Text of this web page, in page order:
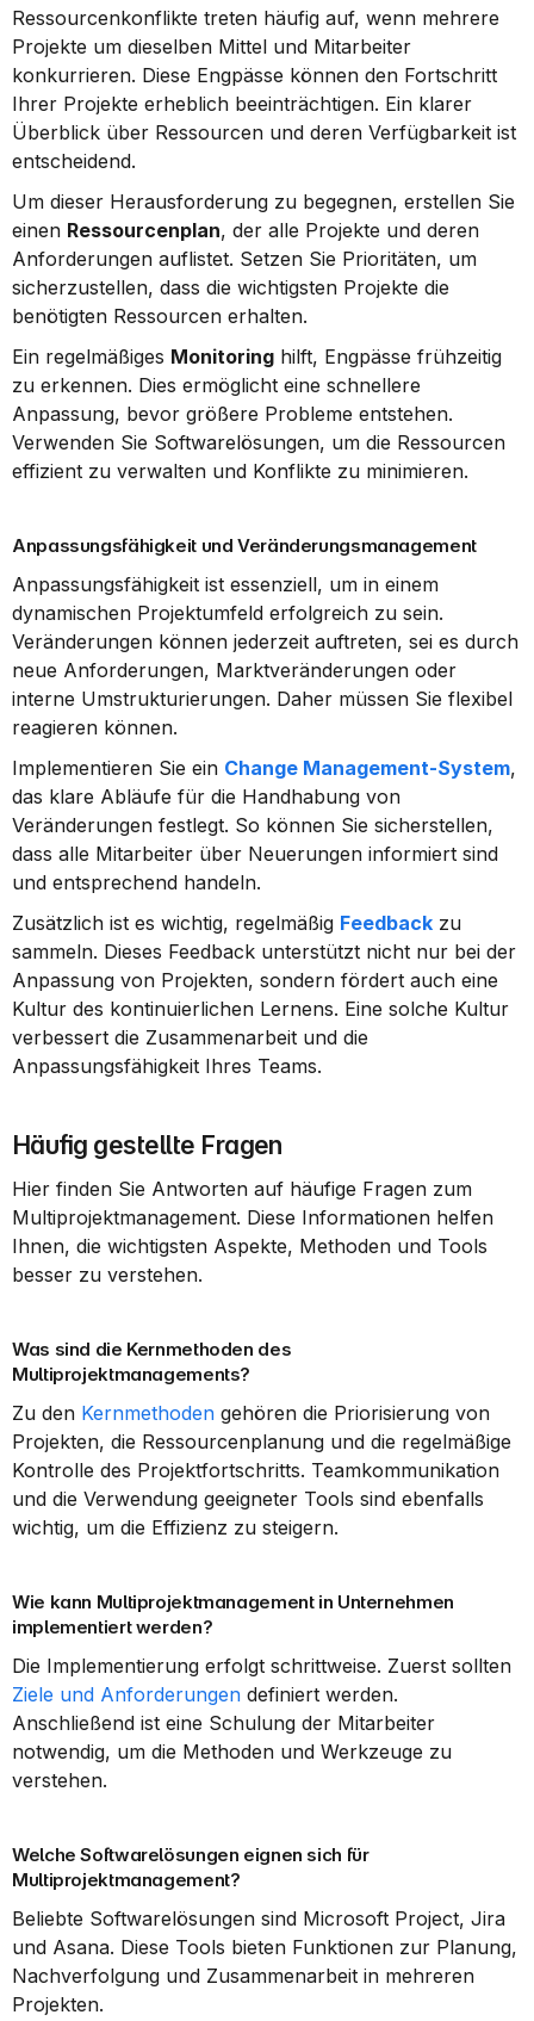
Ressourcenkonflikte treten häufig auf, wenn mehrere
Projekte um dieselben Mittel und Mitarbeiter
konkurrieren. Diese Engpässe können den Fortschritt
Ihrer Projekte erheblich beeinträchtigen. Ein klarer
Überblick über Ressourcen und deren Verfügbarkeit ist
entscheidend.
Um dieser Herausforderung zu begegnen, erstellen Sie
einen Ressourcenplan, der alle Projekte und deren
Anforderungen auflistet. Setzen Sie Prioritäten, um
sicherzustellen, dass die wichtigsten Projekte die
benötigten Ressourcen erhalten.
Ein regelmäßiges Monitoring hilft, Engpässe frühzeitig
zu erkennen. Dies ermöglicht eine schnellere
Anpassung, bevor größere Probleme entstehen.
Verwenden Sie Softwarelösungen, um die Ressourcen
effizient zu verwalten und Konflikte zu minimieren.
Anpassungsfähigkeit und Veränderungsmanagement
Anpassungsfähigkeit ist essenziell, um in einem
dynamischen Projektumfeld erfolgreich zu sein.
Veränderungen können jederzeit auftreten, sei es durch
neue Anforderungen, Marktveränderungen oder
interne Umstrukturierungen. Daher müssen Sie flexibel
reagieren können.
Implementieren Sie ein Change Management-System,
das klare Abläufe für die Handhabung von
Veränderungen festlegt. So können Sie sicherstellen,
dass alle Mitarbeiter über Neuerungen informiert sind
und entsprechend handeln.
Zusätzlich ist es wichtig, regelmäßig Feedback zu
sammeln. Dieses Feedback unterstützt nicht nur bei der
Anpassung von Projekten, sondern fördert auch eine
Kultur des kontinuierlichen Lernens. Eine solche Kultur
verbessert die Zusammenarbeit und die
Anpassungsfähigkeit Ihres Teams.
Häufig gestellte Fragen
Hier finden Sie Antworten auf häufige Fragen zum
Multiprojektmanagement. Diese Informationen helfen
Ihnen, die wichtigsten Aspekte, Methoden und Tools
besser zu verstehen.
Was sind die Kernmethoden des
Multiprojektmanagements?
Zu den Kernmethoden gehören die Priorisierung von
Projekten, die Ressourcenplanung und die regelmäßige
Kontrolle des Projektfortschritts. Teamkommunikation
und die Verwendung geeigneter Tools sind ebenfalls
wichtig, um die Effizienz zu steigern.
Wie kann Multiprojektmanagement in Unternehmen
implementiert werden?
Ziele und Anforderungen definiert werden.
Anschließend ist eine Schulung der Mitarbeiter
notwendig, um die Methoden und Werkzeuge zu
verstehen.
Welche Softwarelösungen eignen sich für
Multiprojektmanagement?
Beliebte Softwarelösungen sind Microsoft Project, Jira
und Asana. Diese Tools bieten Funktionen zur Planung,
Nachverfolgung und Zusammenarbeit in mehreren
Projekten.